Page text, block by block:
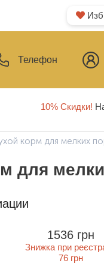
Телефон
10% Скидки!
корм для мелких
для
1536 грн
Знижка при
76 грн